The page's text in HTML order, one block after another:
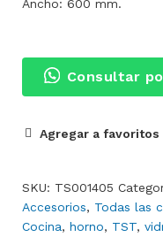
Ancho: 600 mm.
Consultar
Agregar a favoritos
SKU: TS001405
Accesorios, Todas las
Cocina, horno, TST,